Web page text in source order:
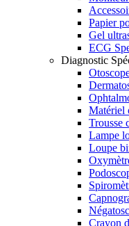
Papier
Gel
ECG
Diagnostic
Matériel
Trousse
Lampe
Loupe
Crayon